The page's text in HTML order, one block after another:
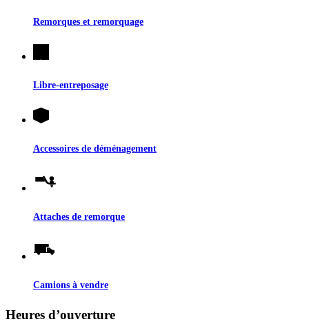
Remorques et remorquage
Libre-entreposage
Accessoires de déménagement
Attaches de remorque
Camions à vendre
Heures d’ouverture